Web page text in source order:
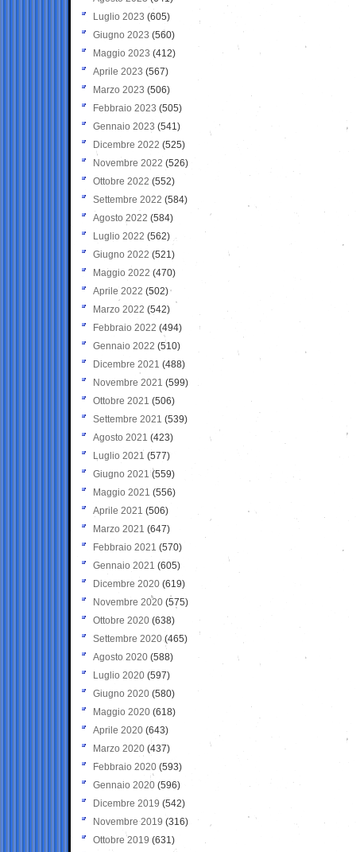
Luglio 2023 (605)
Giugno 2023 (560)
Maggio 2023 (412)
Aprile 2023 (567)
Marzo 2023 (506)
Febbraio 2023 (505)
Gennaio 2023 (541)
Dicembre 2022 (525)
Novembre 2022 (526)
Ottobre 2022 (552)
Settembre 2022 (584)
Agosto 2022 (584)
Luglio 2022 (562)
Giugno 2022 (521)
Maggio 2022 (470)
Aprile 2022 (502)
Marzo 2022 (542)
Febbraio 2022 (494)
Gennaio 2022 (510)
Dicembre 2021 (488)
Novembre 2021 (599)
Ottobre 2021 (506)
Settembre 2021 (539)
Agosto 2021 (423)
Luglio 2021 (577)
Giugno 2021(559)
Maggio 2021 (556)
Aprile 2021 (506)
Marzo 2021 (647)
Febbraio 2021 (570)
Gennaio 2021 (605)
Dicembre 2020 (619)
Novembre 2020 (575)
Ottobre 2020 (638)
Settembre 2020(465)
Agosto 2020 (588)
Luglio 2020 (597)
Giugno 2020 (580)
Maggio 2020 (618)
Aprile 2020 (643)
Marzo 2020 (437)
Febbraio 2020 (593)
Gennaio 2020 (596)
Dicembre 2019 (542)
Novembre 2019 (316)
Ottobre 2019 (631)